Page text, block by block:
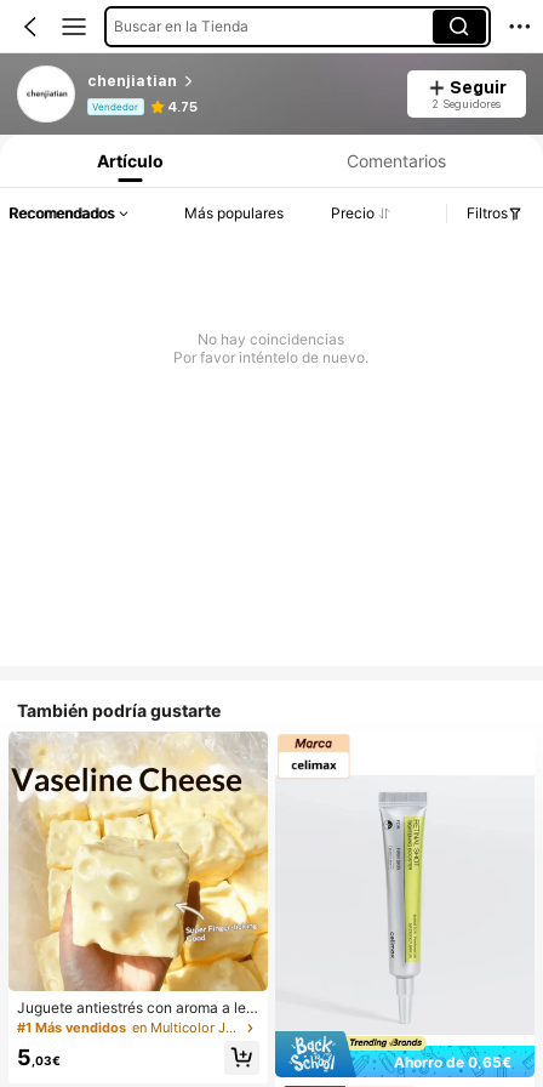
Buscar en la Tienda
chenjiatian
Vendedor 4.75
Seguir
2 Seguidores
Artículo Comentarios
Recomendados Más populares Precio Filtros
No hay coincidencias
Por favor inténtelo de nuevo.
También podría gustarte
Juguete antiestrés con aroma a lec
he dulce de TPR suave y esponjoso
rtido y lindo de 5 cm para apretar, re
#1 Más vendidos en Multicolor Juguetes para apretar para adolescen
5 ,03€ Ahorro de 0,65€